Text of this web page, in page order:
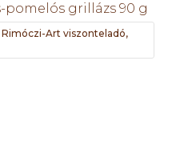
pomelós grillázs 90 g
Art viszonteladó,